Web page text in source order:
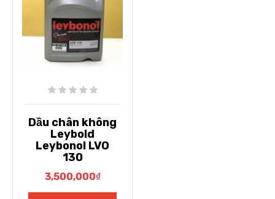
Dầu chân không
Leybold
Leybonol LVO
130
3,500,000₫